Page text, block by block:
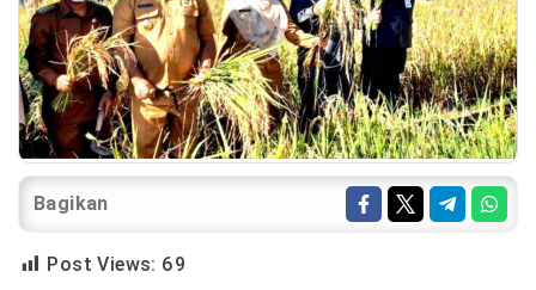
Bagikan
Post Views: 69